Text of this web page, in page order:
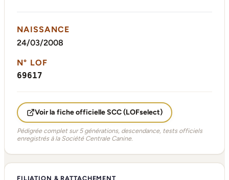
NAISSANCE
24/03/2008
N° LOF
69617
Voir la fiche officielle SCC (LOFselect)
Pédigrée complet sur 5 générations, descendance, tests officiels
enregistrés à la Société Centrale Canine.
FILIATION & RATTACHEMENT